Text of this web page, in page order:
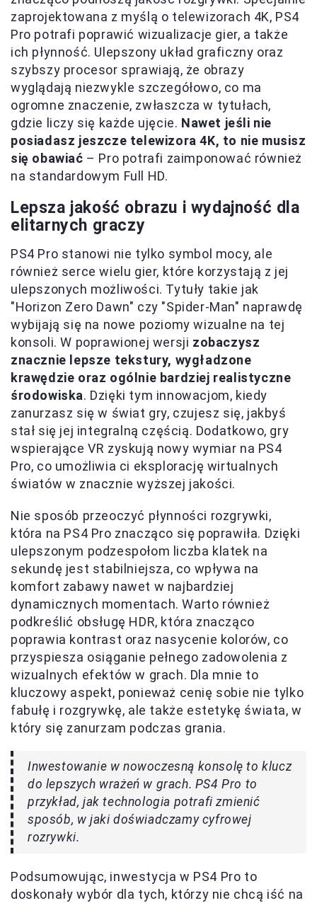
zaprojektowana z myślą o telewizorach 4K, PS4
Pro potrafi poprawić wizualizacje gier, a także
ich płynność. Ulepszony układ graficzny oraz
szybszy procesor sprawiają, że obrazy
wyglądają niezwykle szczegółowo, co ma
ogromne znaczenie, zwłaszcza w tytułach,
gdzie liczy się każde ujęcie. Nawet jeśli nie
posiadasz jeszcze telewizora 4K, to nie musisz
się obawiać – Pro potrafi zaimponować również
na standardowym Full HD.
Lepsza jakość obrazu i wydajność dla
elitarnych graczy
PS4 Pro stanowi nie tylko symbol mocy, ale
również serce wielu gier, które korzystają z jej
ulepszonych możliwości. Tytuły takie jak
"Horizon Zero Dawn" czy "Spider-Man" naprawdę
wybijają się na nowe poziomy wizualne na tej
konsoli. W poprawionej wersji zobaczysz
znacznie lepsze tekstury, wygładzone
krawędzie oraz ogólnie bardziej realistyczne
środowiska. Dzięki tym innowacjom, kiedy
zanurzasz się w świat gry, czujesz się, jakbyś
stał się jej integralną częścią. Dodatkowo, gry
wspierające VR zyskują nowy wymiar na PS4
Pro, co umożliwia ci eksplorację wirtualnych
światów w znacznie wyższej jakości.
Nie sposób przeoczyć płynności rozgrywki,
która na PS4 Pro znacząco się poprawiła. Dzięki
ulepszonym podzespołom liczba klatek na
sekundę jest stabilniejsza, co wpływa na
komfort zabawy nawet w najbardziej
dynamicznych momentach. Warto również
podkreślić obsługę HDR, która znacząco
poprawia kontrast oraz nasycenie kolorów, co
przyspiesza osiąganie pełnego zadowolenia z
wizualnych efektów w grach. Dla mnie to
kluczowy aspekt, ponieważ cenię sobie nie tylko
fabułę i rozgrywkę, ale także estetykę świata, w
który się zanurzam podczas grania.
Inwestowanie w nowoczesną konsolę to klucz
do lepszych wrażeń w grach. PS4 Pro to
przykład, jak technologia potrafi zmienić
sposób, w jaki doświadczamy cyfrowej
rozrywki.
Podsumowując, inwestycja w PS4 Pro to
doskonały wybór dla tych, którzy nie chcą iść na